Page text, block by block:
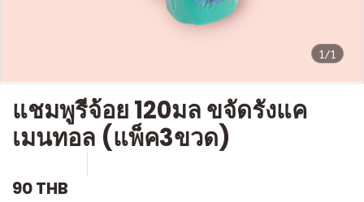
1/1
แชมพูรีจ้อย 120มล ขจัดรังแค
เมนทอล (แพ็ค3ขวด)
90 THB